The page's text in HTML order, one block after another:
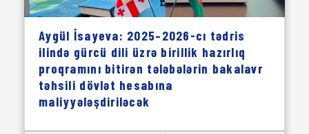
Aygül İsayeva: 2025–2026-cı tədris
ilində gürcü dili üzrə birillik hazırlıq
proqramını bitirən tələbələrin bakalavr
təhsili dövlət hesabına
maliyyələşdiriləcək